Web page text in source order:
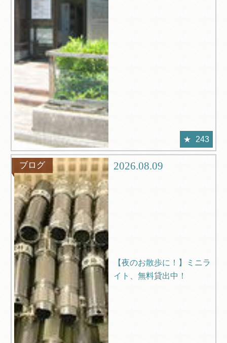
243
ブログ 2026.08.09
【夜のお散歩に！】ミニラ
イト、無料貸出中！